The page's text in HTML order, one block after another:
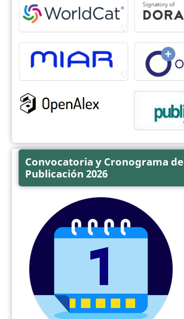
Convocatoria y Cronograma de
Publicación 2026